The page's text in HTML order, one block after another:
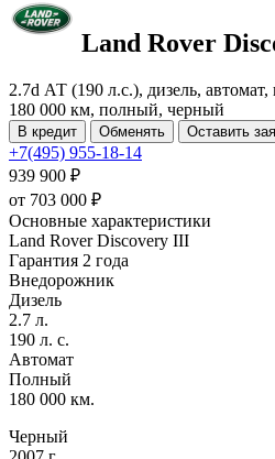
Land Rover
2.7d АТ (190 л.с.), дизель,
180 000 км, полный, черный
В кредит Обменять Оставить
+7(495) 955-18-14
939 900 ₽
от 703 000 ₽
Основные характеристики
Land Rover Discovery III
Гарантия 2 года
Внедорожник
Дизель
2.7 л.
190 л. с.
Автомат
Полный
180 000 км.
Черный